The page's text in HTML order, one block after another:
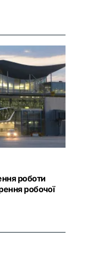
роботи
робочої